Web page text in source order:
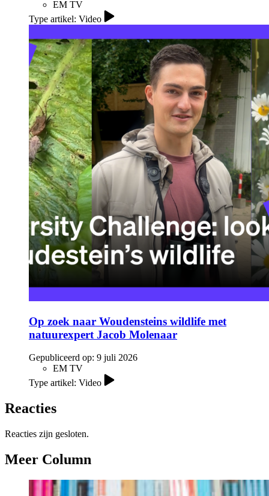
EM TV
Type artikel: Video
Op zoek naar Woudensteins wildlife met
natuurexpert Jacob Molenaar
Gepubliceerd op: 9 juli 2026
EM TV
Type artikel: Video
Reacties
Reacties zijn gesloten.
Meer Column